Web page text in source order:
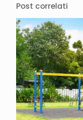
Post correlati